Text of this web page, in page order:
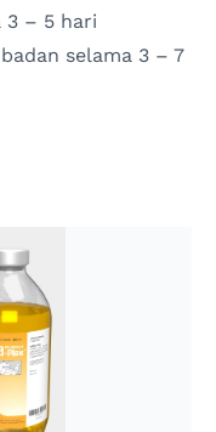
– 5 hari
selama 3 – 7